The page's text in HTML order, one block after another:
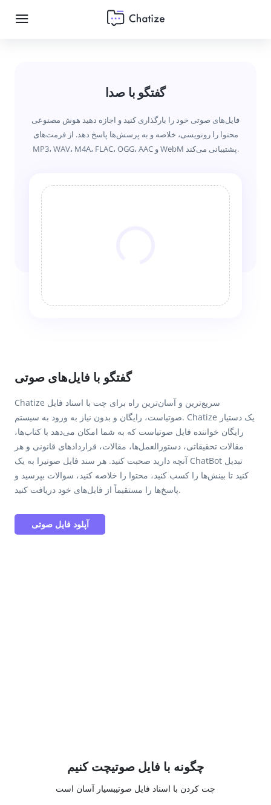
گفتگو با صدا
فایل‌های صوتی خود را بارگذاری کنید و اجازه دهید هوش مصنوعی
محتوا را رونویسی، خلاصه و به پرسش‌ها پاسخ دهد. از فرمت‌های
MP3، WAV، M4A، FLAC، OGG، AAC و WebM پشتیبانی می‌کند.
گفتگو با فایل‌های صوتی
Chatize سریع‌ترین و آسان‌ترین راه برای چت با اسناد فایل
صوتیاست، رایگان و بدون نیاز به ورود به سیستم. Chatize یک دستیار
رایگان خواننده فایل صوتیاست که به شما امکان می‌دهد با کتاب‌ها،
مقالات تحقیقاتی، دستورالعمل‌ها، مقالات، قراردادهای قانونی و هر
آنچه دارید صحبت کنید. هر سند فایل صوتیرا به یک ChatBot تبدیل
کنید تا بینش‌ها را کسب کنید، محتوا را خلاصه کنید، سوالات بپرسید و
پاسخ‌ها را مستقیماً از فایل‌های خود دریافت کنید.
آپلود فایل صوتی
چگونه با فایل صوتیچت کنیم
چت کردن با اسناد فایل صوتیبسیار آسان است